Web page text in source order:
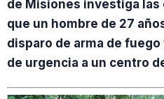
de Misiones investiga
que un hombre de 27
disparo de arma de
de urgencia a un centro